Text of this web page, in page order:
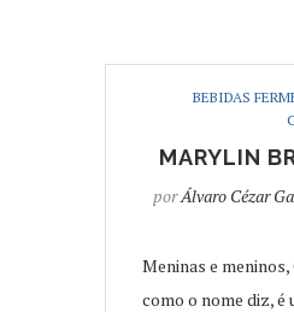
BEBIDAS
MARYLIN
porÁlvaro Cézar
Meninas e
como o nome diz, é